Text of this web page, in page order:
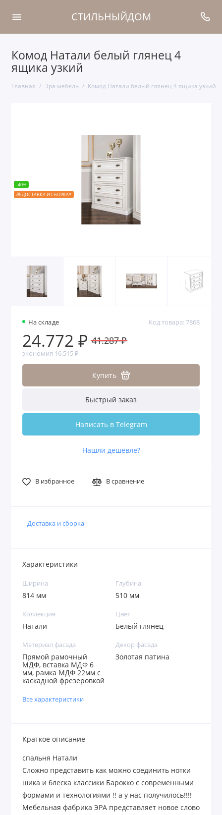
СТИЛЬНЫЙДОМ
Комод Натали белый глянец 4
ящика узкий
Главная Эра мебель Комод Натали белый глянец 4 ящика узкий
-40%
🎁 ДОСТАВКА И СБОРКА*
На складе Код товара: 7868
24.772 ₽ 41.287 ₽
экономия 16.515 ₽
Купить
Быстрый заказ
Написать в Telegram
Нашли дешевле?
В избранное В сравнение
Доставка и сборка
Характеристики
Ширина
814 мм
Глубина
510 мм
Коллекция
Натали
Цвет
Белый глянец
Материал фасада
Прямой рамочный
МДФ, вставка МДФ 6
мм, рамка МДФ 22мм с
каскадной фрезеровкой
Декор фасада
Золотая патина
Все характеристики
Краткое описание
спальня Натали
Сложно представить как можно соединить нотки
шика и блеска классики Барокко с современными
формами и технологиями !! а у нас получилось!!!!
Мебельная фабрика ЭРА представляет новое слово